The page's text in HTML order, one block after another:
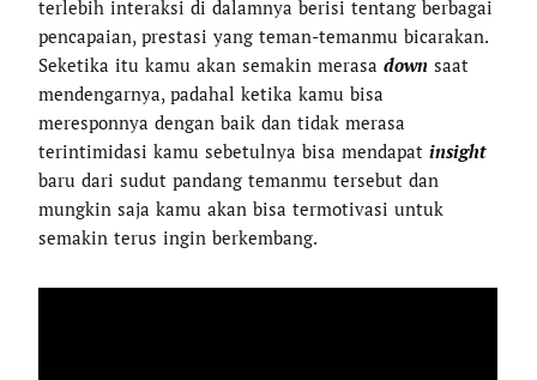
terlebih interaksi di dalamnya berisi tentang berbagai
pencapaian, prestasi yang teman-temanmu bicarakan.
Seketika itu kamu akan semakin merasadown saat
mendengarnya, padahal ketika kamu bisa
meresponnya dengan baik dan tidak merasa
terintimidasi kamu sebetulnya bisa mendapatinsight
baru dari sudut pandang temanmu tersebut dan
mungkin saja kamu akan bisa termotivasi untuk
semakin terus ingin berkembang.